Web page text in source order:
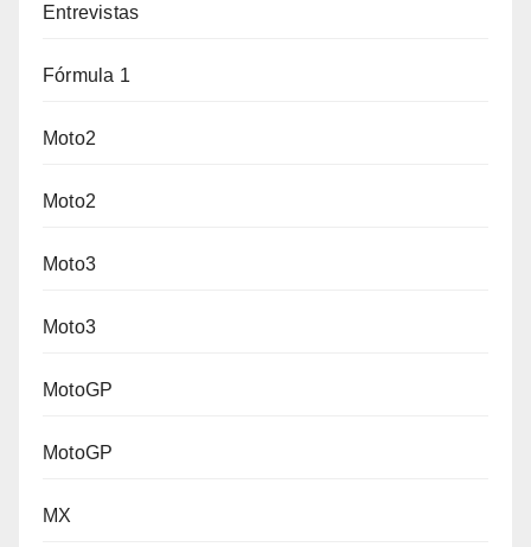
Entrevistas
Fórmula 1
Moto2
Moto2
Moto3
Moto3
MotoGP
MotoGP
MX